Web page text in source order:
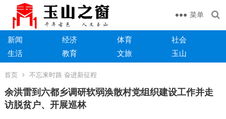
菜单
新闻 经济 体育
社会
生活
教育 文旅 玉山
首页 不忘来时路 奋进新征程
余洪雷到六都乡调研软弱涣散村党组织建设工作并走
访脱贫户、开展巡林